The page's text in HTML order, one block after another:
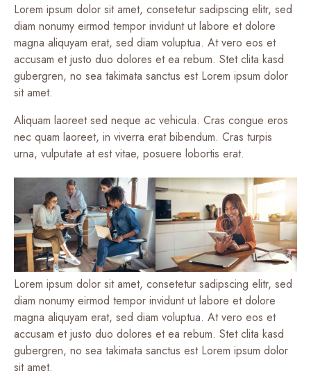
Lorem ipsum dolor sit amet, consetetur sadipscing elitr, sed
diam nonumy eirmod tempor invidunt ut labore et dolore
magna aliquyam erat, sed diam voluptua. At vero eos et
accusam et justo duo dolores et ea rebum. Stet clita kasd
gubergren, no sea takimata sanctus est Lorem ipsum dolor
sit amet.
Aliquam laoreet sed neque ac vehicula. Cras congue eros
nec quam laoreet, in viverra erat bibendum. Cras turpis
urna, vulputate at est vitae, posuere lobortis erat.
Lorem ipsum dolor sit amet, consetetur sadipscing elitr, sed
diam nonumy eirmod tempor invidunt ut labore et dolore
magna aliquyam erat, sed diam voluptua. At vero eos et
accusam et justo duo dolores et ea rebum. Stet clita kasd
gubergren, no sea takimata sanctus est Lorem ipsum dolor
sit amet.